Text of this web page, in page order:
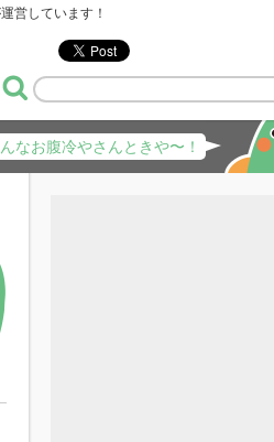
営しています！
なお腹冷やさんときや〜！